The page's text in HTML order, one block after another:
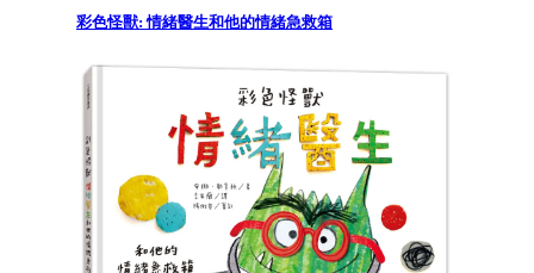
彩色怪獸: 情緒醫生和他的情緒急救箱